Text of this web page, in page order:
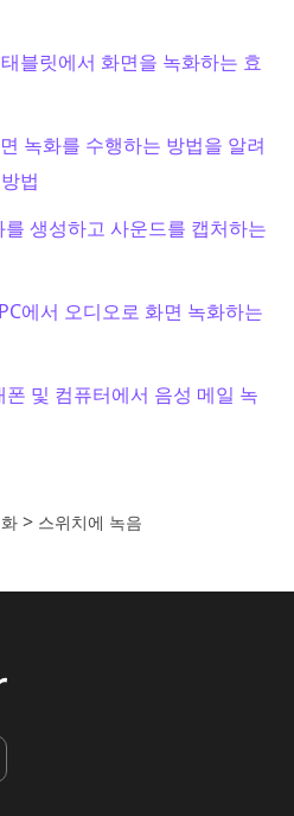
블릿에서 화면을 녹화하는 효
녹화를 수행하는 방법을 알려
법
생성하고 사운드를 캡처하는
에서 오디오로 화면 녹화하는
및 컴퓨터에서 음성 메일 녹
> 스위치에 녹음